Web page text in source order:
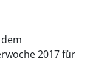
2017 für